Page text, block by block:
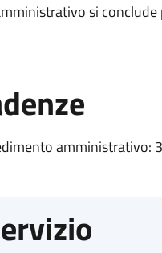
si
amministrativo: